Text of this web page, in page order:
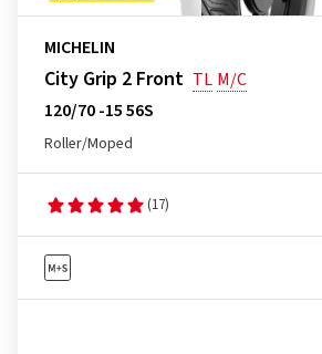
MICHELIN
City Grip 2 Front TL M/C
120/70 -15 56S
Roller/Moped
(17)